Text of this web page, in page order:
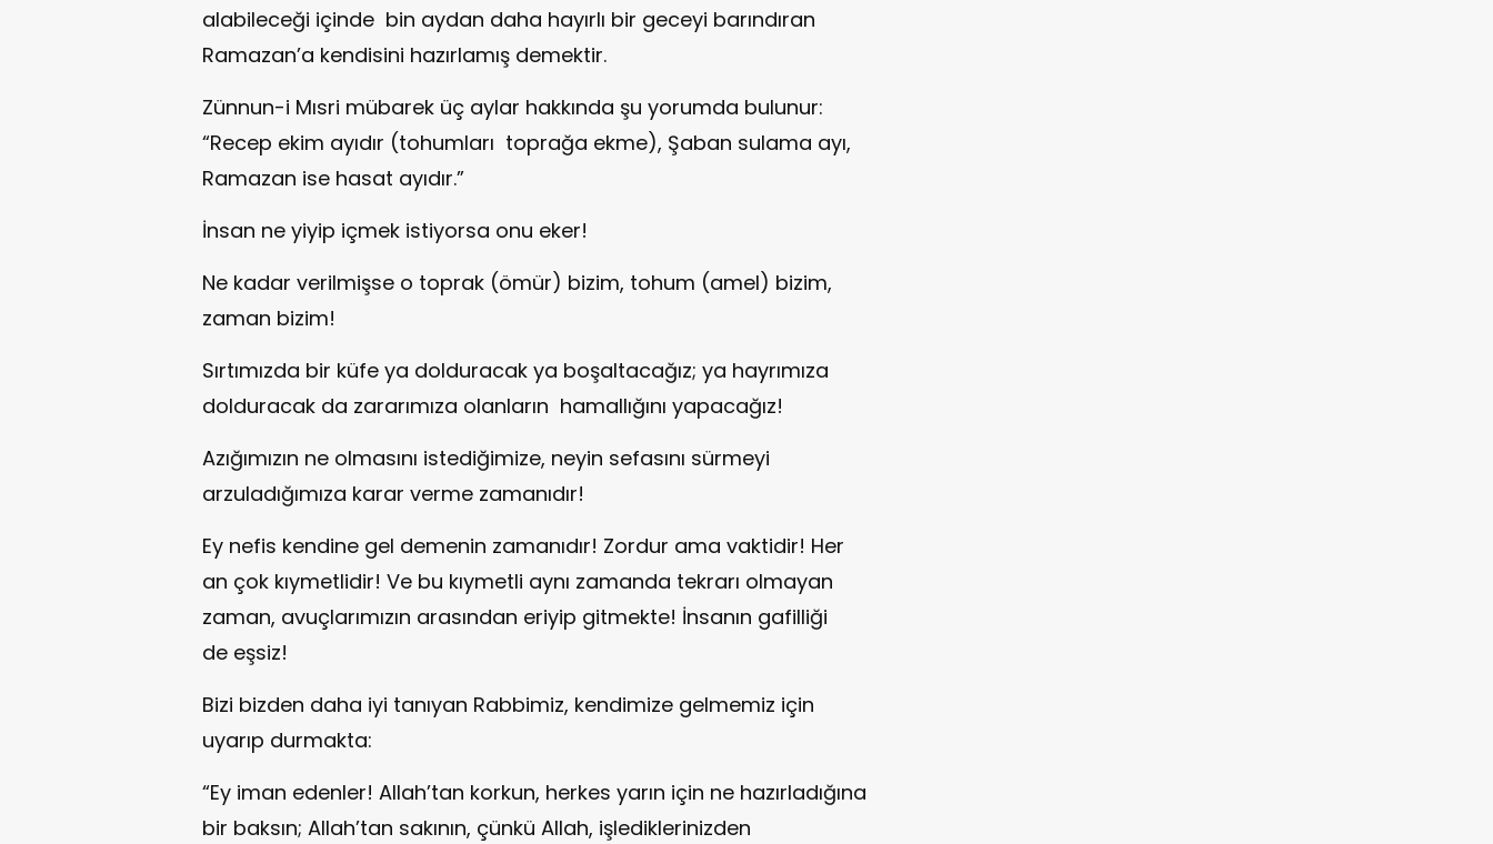
alabileceği içinde bin aydan daha hayırlı bir geceyi barındıran
Ramazan’a kendisini hazırlamış demektir.
Zünnun-i Mısri mübarek üç aylar hakkında şu yorumda bulunur:
“Recep ekim ayıdır (tohumları toprağa ekme), Şaban sulama ayı,
Ramazan ise hasat ayıdır.”
İnsan ne yiyip içmek istiyorsa onu eker!
Ne kadar verilmişse o toprak (ömür) bizim, tohum (amel) bizim,
zaman bizim!
Sırtımızda bir küfe ya dolduracak ya boşaltacağız; ya hayrımıza
dolduracak da zararımıza olanların hamallığını yapacağız!
Azığımızın ne olmasını istediğimize, neyin sefasını sürmeyi
arzuladığımıza karar verme zamanıdır!
Ey nefis kendine gel demenin zamanıdır! Zordur ama vaktidir! Her
an çok kıymetlidir! Ve bu kıymetli aynı zamanda tekrarı olmayan
zaman, avuçlarımızın arasından eriyip gitmekte! İnsanın gafilliği
de eşsiz!
Bizi bizden daha iyi tanıyan Rabbimiz, kendimize gelmemiz için
uyarıp durmakta:
“Ey iman edenler! Allah’tan korkun, herkes yarın için ne hazırladığına
bir baksın; Allah’tan sakının, çünkü Allah, işlediklerinizden